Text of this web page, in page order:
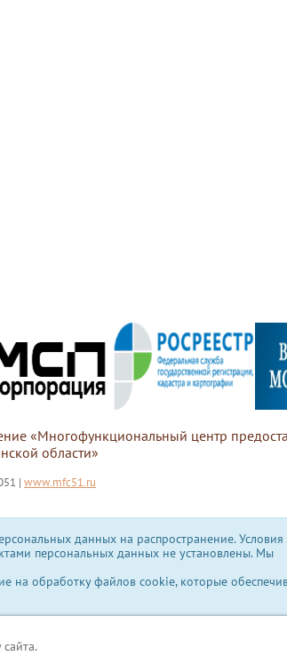
«Многофункциональный центр
области»
| www.mfc51.ru
данных на распространение. Условия
персональных данных не установлены. Мы
на обработку файлов cookie, которые